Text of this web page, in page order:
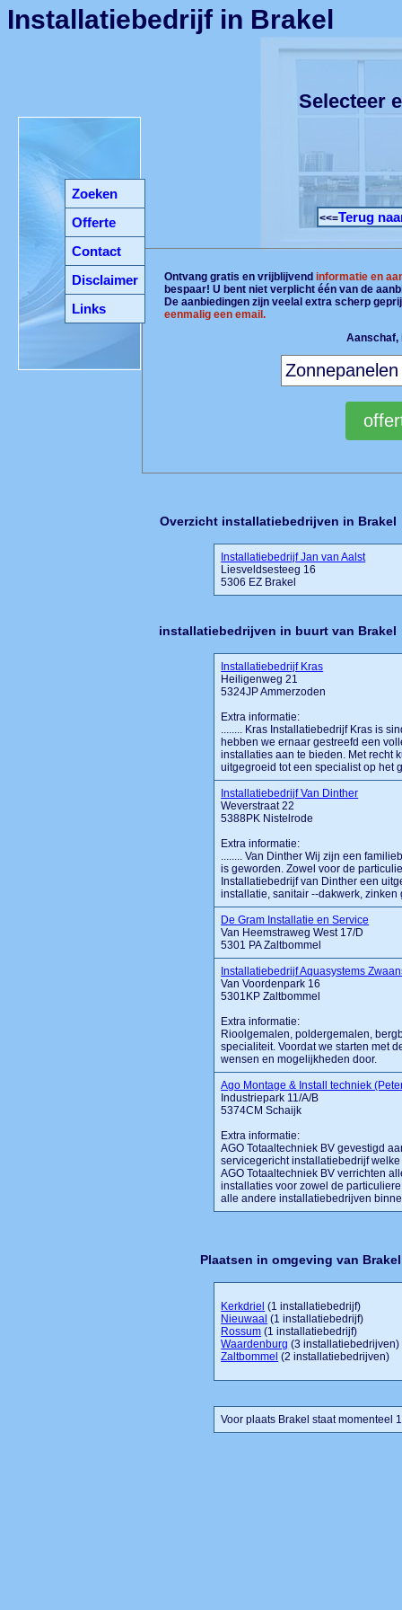
Zoeken
Offerte
Contact
Disclaimer
Links
Installatiebedrijf in Brakel
Selecteer
<<=Terug
Ontvang gratis en vrijblijvendinformatie en
bespaar! U bent niet verplicht één van de
De aanbiedingen zijn veelal extra scherp
eenmalig een email.
Aanschaf,
Overzicht installatiebedrijven in Brakel
Installatiebedrijf Jan van Aalst
Liesveldsesteeg 16
5306 EZ Brakel
installatiebedrijven in buurt van Brakel
Installatiebedrijf Kras
Heiligenweg 21
5324JP Ammerzoden
Extra informatie:
........ Kras Installatiebedrijf Kras is
hebben we ernaar gestreefd een
installaties aan te bieden. Met recht
uitgegroeid tot een specialist op het
Installatiebedrijf Van Dinther
Weverstraat 22
5388PK Nistelrode
Extra informatie:
........ Van Dinther Wij zijn een
is geworden. Zowel voor de
Installatiebedrijf van Dinther een
installatie, sanitair --dakwerk, zinken
De Gram Installatie en Service
Van Heemstraweg West 17/D
5301 PA Zaltbommel
Installatiebedrijf Aquasystems
Van Voordenpark 16
5301KP Zaltbommel
Extra informatie:
Rioolgemalen, poldergemalen,
specialiteit. Voordat we starten met
wensen en mogelijkheden door.
Ago Montage & Install techniek
Industriepark 11/A/B
5374CM Schaijk
Extra informatie:
AGO Totaaltechniek BV gevestigd
servicegericht installatiebedrijf
AGO Totaaltechniek BV verrichten
installaties voor zowel de
alle andere installatiebedrijven
Plaatsen in omgeving van Brakel
Kerkdriel (1 installatiebedrijf)
Nieuwaal (1 installatiebedrijf)
Rossum (1 installatiebedrijf)
Waardenburg (3 installatiebedrijven)
Zaltbommel (2 installatiebedrijven)
Voor plaats Brakel staat momenteel